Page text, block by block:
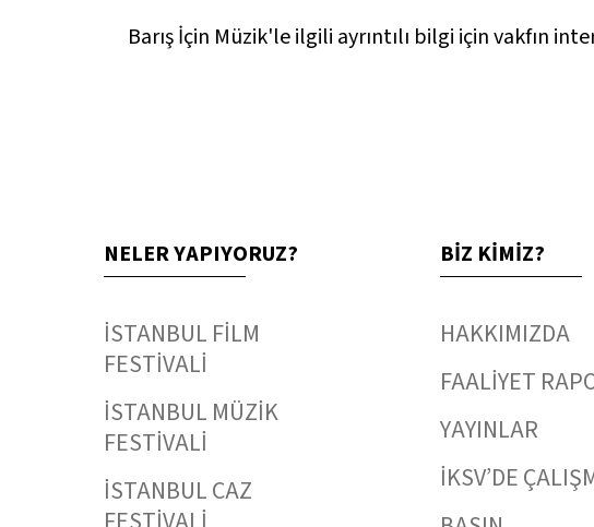
Barış İçin Müzik'le ilgili ayrıntılı bilgi için vakfın
NELER YAPIYORUZ?
İSTANBUL FİLM
FESTİVALİ
İSTANBUL MÜZİK
FESTİVALİ
İSTANBUL CAZ
BİZ KİMİZ?
HAKKIMIZDA
FAALİYET
YAYINLAR
İKSV’DE